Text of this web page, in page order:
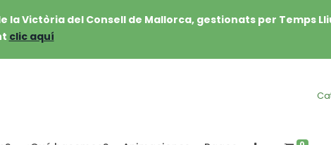
Victòria del Consell de Mallorca, gestionats per Temps
clic aquí